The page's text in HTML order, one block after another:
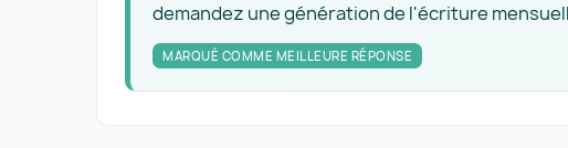
demandez une génération de l'écriture
MARQUÉ COMME MEILLEURE RÉPONSE